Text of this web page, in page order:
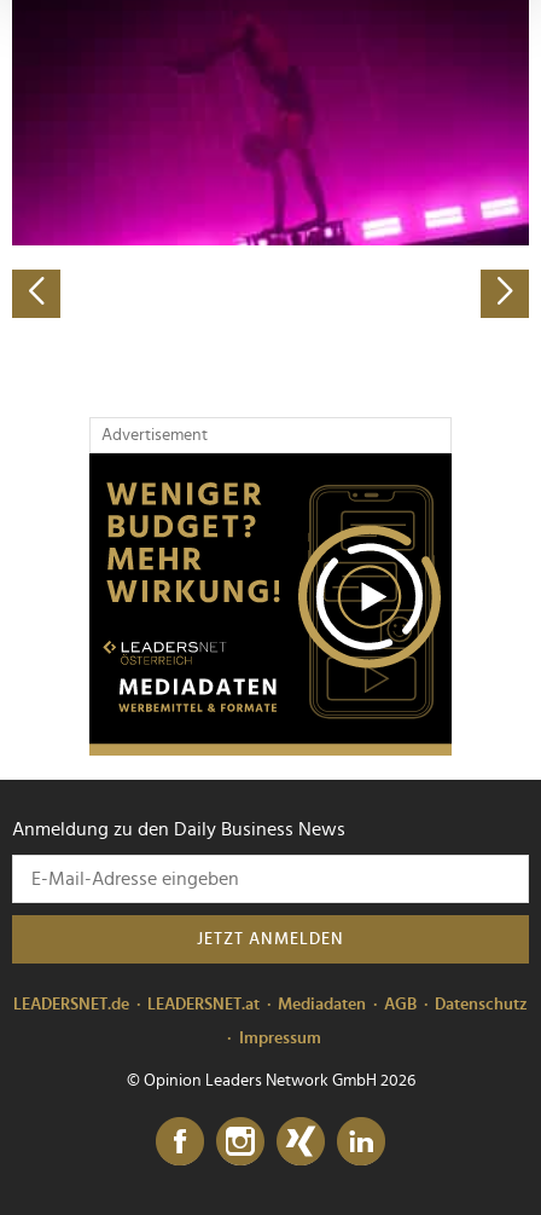
verarbeitet werden, und legen Sie Ihre Präferenzen im
Abschnitt Einzelheitenfest.
Wir verwenden Cookies, um Inhalte und Anzeigen zu
personalisieren, Funktionen für soziale Medien anbieten
zu können und die Zugriffe auf unsere Website zu
analysieren. Außerdem geben wir Informationen zu Ihrer
Verwendung unserer Website an unsere Partner für
Partner führen diese Informationen möglicherweise mit
weiteren Daten zusammen, die Sie ihnen bereitgestellt
Advertisement
Anmeldung zu den Daily Business News
JETZT ANMELDEN
LEADERSNET.de LEADERSNET.at Mediadaten AGB
Datenschutz
Impressum
© Opinion Leaders Network GmbH 2026